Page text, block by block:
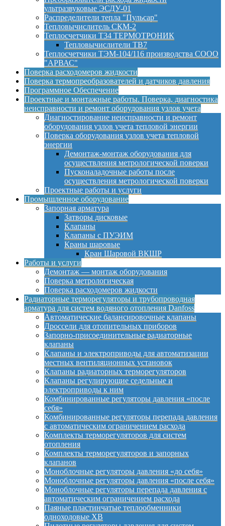
ультразвуковые ЭСДУ-01
Распределители тепла "Пульсар"
Тепловычислитель СКМ-2
Теплосчетчики Т34 ТЕРМОТРОНИК
Тепловычислители ТВ7
Теплосчетчики ТЭМ-104/116 производства СООО
"АРВАС"
Поверка расходомеров жидкости
Поверка термопреобразователей и датчиков давления
Программное Обеспечение
Проектные и монтажные работы. Поверка, диагностика
неисправности и ремонт оборудования узлов учета
Диагностирование неисправности и ремонт
оборудования узлов учета тепловой энергии
Поверка оборудования узлов учета тепловой
энергии
Демонтаж-монтаж оборудования для
осуществления метрологической поверки
Пусконаладочные работы после
осуществления метрологической поверки
Проектные работы и услуги
Промышленное оборудование
Запорная арматура
Затворы дисковые
Клапаны
Клапаны с ПУЭИМ
Краны шаровые
Кран Шаровой ВКШР
Работы и услуги
Демонтаж — монтаж оборудования
Поверка метрологическая
Поверка расходомеров жидкости
Радиаторные терморегуляторы и трубопроводная
арматура для систем водяного отопления Danfoss
Автоматические балансировочные клапаны
Дроссели для отопительных приборов
Запорно-присоединительные радиаторные
клапаны
Клапаны и электроприводы для автоматизации
местных вентиляционных установок
Клапаны радиаторных терморегуляторов
Клапаны регулирующие седельные и
электроприводы к ним
Комбинированные регуляторы давления «после
себя»
Комбинированные регуляторы перепада давления
с автоматическим ограничением расхода
Комплекты терморегуляторов для систем
отопления
Комплекты терморегуляторов и запорных
клапанов
Моноблочные регуляторы давления «до себя»
Моноблочные регуляторы давления «после себя»
Моноблочные регуляторы перепада давления с
автоматическим ограничением расхода
Паяные пластинчатые теплообменники
одноходовые XB